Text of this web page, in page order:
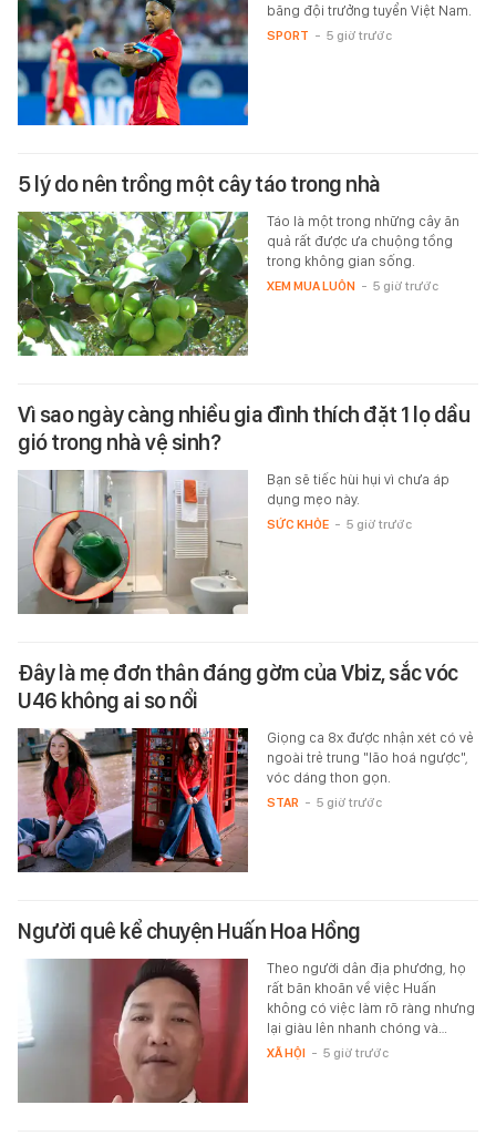
băng đội trưởng tuyển Việt Nam.
SPORT - 5 giờ trước
5 lý do nên trồng một cây táo trong nhà
Táo là một trong những cây ăn
quả rất được ưa chuộng tồng
trong không gian sống.
XEM MUA LUÔN - 5 giờ trước
Vì sao ngày càng nhiều gia đình thích đặt 1 lọ dầu
gió trong nhà vệ sinh?
Bạn sẽ tiếc hùi hụi vì chưa áp
dụng mẹo này.
SỨC KHỎE - 5 giờ trước
Đây là mẹ đơn thân đáng gờm của Vbiz, sắc vóc
U46 không ai so nổi
Giọng ca 8x được nhận xét có vẻ
ngoài trẻ trung "lão hoá ngược",
vóc dáng thon gọn.
STAR - 5 giờ trước
Người quê kể chuyện Huấn Hoa Hồng
Theo người dân địa phương, họ
rất băn khoăn về việc Huấn
không có việc làm rõ ràng nhưng
lại giàu lên nhanh chóng và…
XÃ HỘI - 5 giờ trước